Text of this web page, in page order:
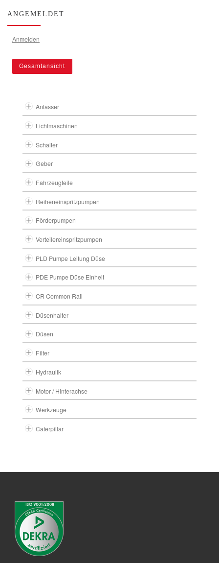
ANGEMELDET
Anmelden
Gesamtansicht
Anlasser
Lichtmaschinen
Schalter
Geber
Fahrzeugteile
Reiheneinspritzpumpen
Förderpumpen
Verteilereinspritzpumpen
PLD Pumpe Leitung Düse
PDE Pumpe Düse Einheit
CR Common Rail
Düsenhalter
Düsen
Filter
Hydraulik
Motor / Hinterachse
Werkzeuge
Caterpillar